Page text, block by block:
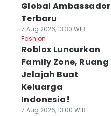
Global Ambassador
Terbaru
7 Aug 2026, 13:30 WIB
Fashion
Roblox Luncurkan
Family Zone, Ruang
Jelajah Buat
Keluarga
Indonesia!
7 Aug 2026, 13:00 WIB